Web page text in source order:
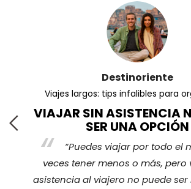
Destinoriente
Viajes largos: tips infalibles para
VIAJAR SIN ASISTENCIA
SER UNA OPCIÓN
“Puedes viajar por todo el
veces tener menos o más, pero
asistencia al viajero no puede